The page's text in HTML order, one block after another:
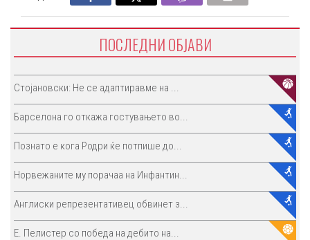
ПОСЛЕДНИ ОБЈАВИ
Стојановски: Не се адаптиравме на ...
Барселона го откажа гостувањето во...
Познато е кога Родри ќе потпише до...
Норвежаните му порачаа на Инфантин...
Англиски репрезентативец обвинет з...
E. Пелистер со победа на дебито на...